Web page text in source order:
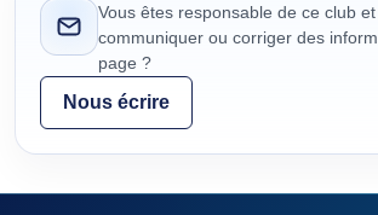
Vous êtes responsable de ce club
communiquer ou corriger des
page ?
Nous écrire